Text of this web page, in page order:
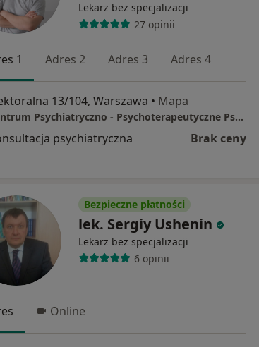
Lekarz bez specjalizacji
27 opinii
1 Adres 2 Adres 3 Adres 4
13/104, Warszawa • Mapa
Centrum Psychiatryczno - Psychoterapeutyczne Psychokrates
psychiatryczna Brak ceny
Bezpieczne płatności
lek. Sergiy Ushenin
Lekarz bez specjalizacji
6 opinii
Online